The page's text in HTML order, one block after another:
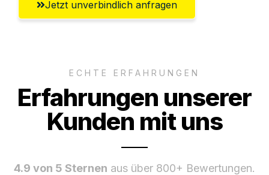
Jetzt unverbindlich anfragen
ECHTE ERFAHRUNGEN
Erfahrungen unserer
Kunden mit uns
4.9 von 5 Sternen aus über 800+ Bewertungen.